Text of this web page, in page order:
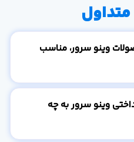
وینو سرور، مناسب
وینو سرور به چه